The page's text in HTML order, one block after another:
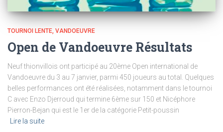
TOURNOI LENTE VANDOEUVRE
Open de Vandoeuvre Résultats
Neuf thionvillois ont participé au 20ème Open international de
Vandoeuvre du 3 au 7 janvier, parmi 450 joueurs au total. Quelques
belles performances ont été réalisées, notamment dans le tournoi
C avec Enzo Djerroud qui termine 6ème sur 150 et Nicéphore
Pierron-Bejan qui est le 1er de la catégorie Petit-poussin
Lire la suite